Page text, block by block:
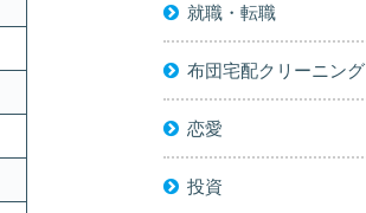
就職・転職
布団宅配クリーニング
恋愛
投資